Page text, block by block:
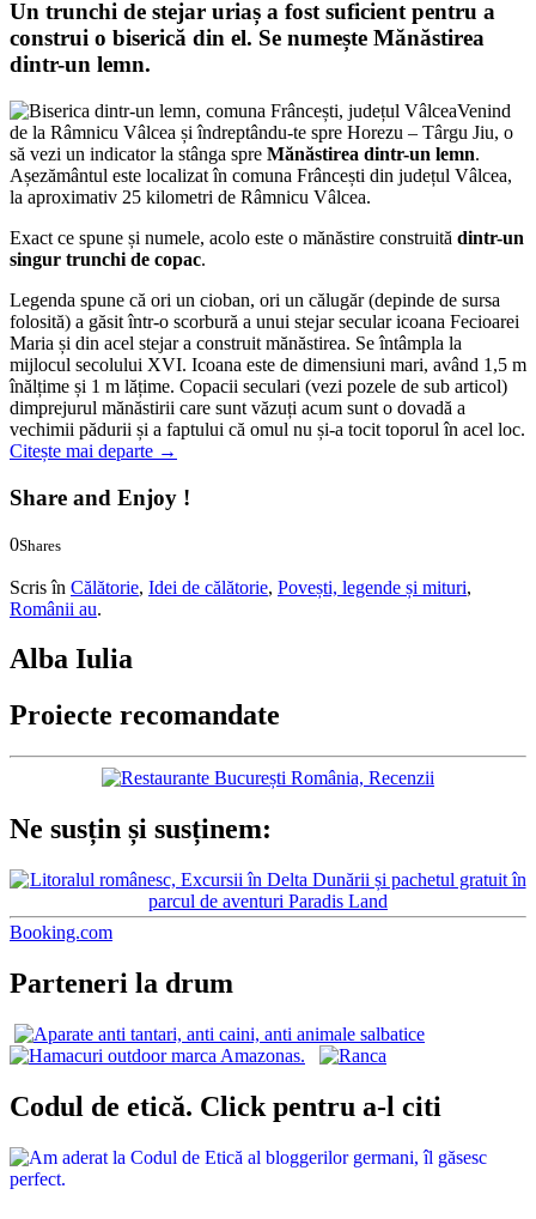
Un trunchi de stejar uriaș a fost suficient pentru a
construi o biserică din el. Se numește Mănăstirea
dintr-un lemn.
Venind
de la Râmnicu Vâlcea și îndreptându-te spre Horezu – Târgu Jiu, o
să vezi un indicator la stânga spre Mănăstirea dintr-un lemn.
Așezământul este localizat în comuna Frâncești din județul Vâlcea,
la aproximativ 25 kilometri de Râmnicu Vâlcea.
Exact ce spune și numele, acolo este o mănăstire construită dintr-un
singur trunchi de copac.
Legenda spune că ori un cioban, ori un călugăr (depinde de sursa
folosită) a găsit într-o scorbură a unui stejar secular icoana Fecioarei
Maria și din acel stejar a construit mănăstirea. Se întâmpla la
mijlocul secolului XVI. Icoana este de dimensiuni mari, având 1,5 m
înălțime și 1 m lățime. Copacii seculari (vezi pozele de sub articol)
dimprejurul mănăstirii care sunt văzuți acum sunt o dovadă a
vechimii pădurii și a faptului că omul nu și-a tocit toporul în acel loc.
Citește mai departe →
Share and Enjoy !
0Shares
Scris în Călătorie, Idei de călătorie, Povești, legende și mituri,
Românii au.
Alba Iulia
Proiecte recomandate
Ne susțin și susținem:
Booking.com
Parteneri la drum
Codul de etică. Click pentru a-l citi